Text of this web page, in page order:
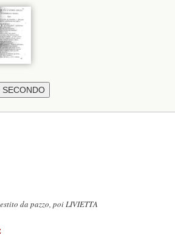
da pazzo, poi LIVIETTA